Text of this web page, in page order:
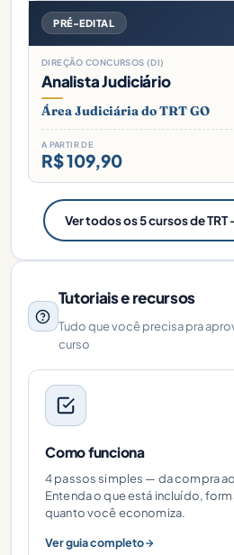
PRÉ-EDITAL
DIREÇÃO CONCURSOS (DI)
Analista Judiciário
Área Judiciária do TRT GO
A PARTIR DE
R$ 109,90
Ver todos os 5 cursos de TRT
Tutoriais e recursos
Tudo que você precisa pra
curso
Como funciona
4 passos simples — da compra
Entenda o que está incluído,
quanto você economiza.
Ver guia completo